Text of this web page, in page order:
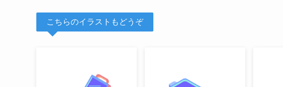
こちらのイラストもどうぞ